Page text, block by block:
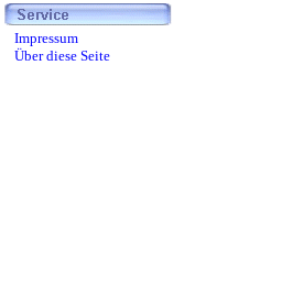
Impressum
Über diese Seite